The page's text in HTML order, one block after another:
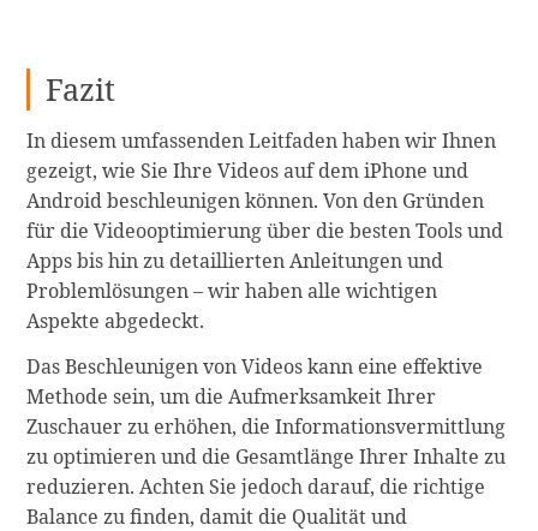
Fazit
In diesem umfassenden Leitfaden haben wir Ihnen
gezeigt, wie Sie Ihre Videos auf dem iPhone und
Android beschleunigen können. Von den Gründen
für die Videooptimierung über die besten Tools und
Apps bis hin zu detaillierten Anleitungen und
Problemlösungen – wir haben alle wichtigen
Aspekte abgedeckt.
Das Beschleunigen von Videos kann eine effektive
Methode sein, um die Aufmerksamkeit Ihrer
Zuschauer zu erhöhen, die Informationsvermittlung
zu optimieren und die Gesamtlänge Ihrer Inhalte zu
reduzieren. Achten Sie jedoch darauf, die richtige
Balance zu finden, damit die Qualität und